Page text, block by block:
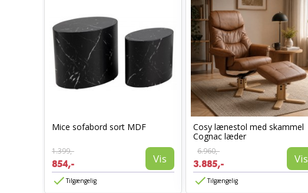
Mice sofabord sort MDF
1.399,-
854,- Vis
Tilgængelig
Cosy lænestol med skammel
Cognac læder
6.960,-
3.885,- Vis
Tilgængelig